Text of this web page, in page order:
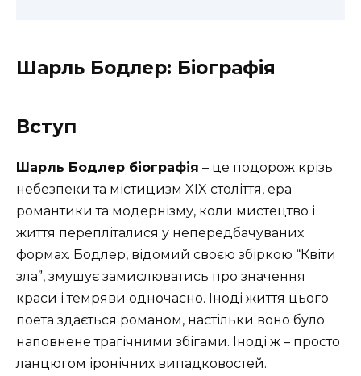
Шарль Бодлер: Біографія
Вступ
Шарль Бодлер біографія – це подорож крізь
небезпеки та містицизм XIX століття, ера
романтики та модернізму, коли мистецтво і
життя перепліталися у непередбачуваних
формах. Бодлер, відомий своєю збіркою “Квіти
зла”, змушує замислюватись про значення
краси і темряви одночасно. Іноді життя цього
поета здається романом, настільки воно було
наповнене трагічними збігами. Іноді ж – просто
ланцюгом іронічних випадковостей.